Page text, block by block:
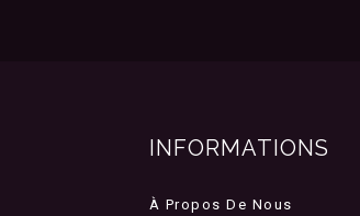
INFORMATIONS
À Propos De Nous